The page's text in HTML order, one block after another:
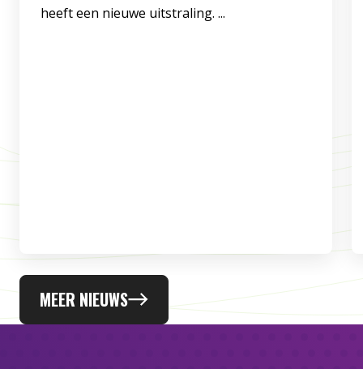
heeft een nieuwe uitstraling. ...
MEER NIEUWS